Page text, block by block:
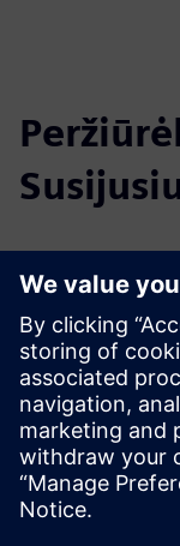
Papildoma
Learn more
Project
files depending on